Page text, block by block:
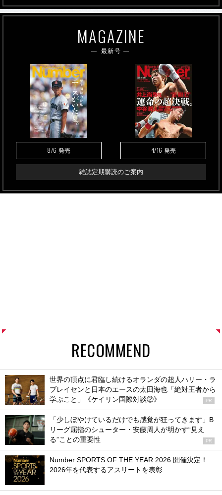
MAGAZINE
最新号
8/6 発売 4/16 発売
雑誌定期購読のご案内
RECOMMEND
世界の頂点に君臨し続けるオランダの超人ハリー・ラ
ブレイセンと日本のエースの太田海也「絶対王者から
学ぶこと」《ケイリン国際対談②》
PR
「少しぼやけているだけでも感覚が狂ってきます」B
リーグ屈指のシューター・安藤周人が明かす“見え
る”ことの重要性
PR
Number SPORTS OF THE YEAR 2026 開催決定！
2026年を代表するアスリートを表彰